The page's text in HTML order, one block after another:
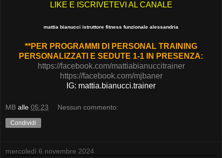
LIKE E ISCRIVETEVI AL CANALE
mattia bianucci istruttore fitness funzionale alessandria
**PER PROGRAMMI DI PERSONAL TRAINING
PERSONALIZZATI E SEDUTE 1-1 IN PRESENZA:
https://facebook.com/mattiabianuccitrainer
https://facebook.com/mjbaner
IG: mattia.bianucci.trainer
MB alle 05:23 Nessun commento:
Condividi
mercoledì 6 novembre 2024